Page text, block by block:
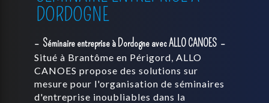
DORDOGNE
Séminaire entreprise à Dordogne avec ALLO CANOES
Situé à Brantôme en Périgord, ALLO
CANOES propose des solutions sur
mesure pour l'organisation de séminaires
d'entreprise inoubliables dans la